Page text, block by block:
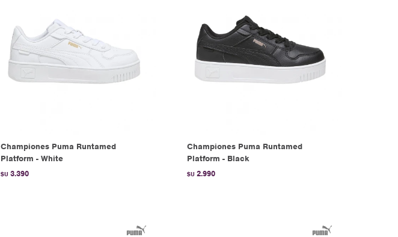
Championes Puma Runtamed
Platform - White
$U 3.390
Championes Puma Runtamed
Platform - Black
$U 2.990